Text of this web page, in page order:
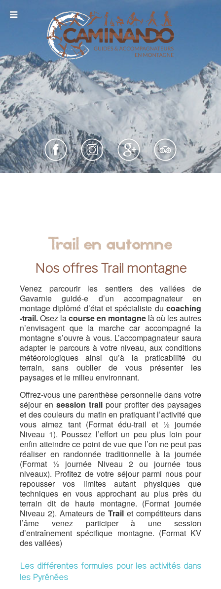
Trail en automne
Nos offres Trail montagne
Venez parcourir les sentiers des vallées de
Gavarnie guidé-e d’un accompagnateur en
montage diplômé d’état et spécialiste du coaching
-trail.Osez lacourse en montagne là où les autres
n’envisagent que la marche car accompagné la
montagne s’ouvre à vous. L’accompagnateur saura
adapter le parcours à votre niveau, aux conditions
météorologiques ainsi qu’à la praticabilité du
terrain, sans oublier de vous présenter les
paysages et le milieu environnant.
Offrez-vous une parenthèse personnelle dans votre
séjour en session trail pour profiter des paysages
et des couleurs du matin en pratiquant l’activité que
vous aimez tant (Format édu-trail et ½ journée
Niveau 1). Poussez l’effort un peu plus loin pour
enfin atteindre ce point de vue que l’on ne peut pas
réaliser en randonnée traditionnelle à la journée
(Format ½ journée Niveau 2 ou journée tous
niveaux). Profitez de votre séjour parmi nous pour
repousser vos limites autant physiques que
techniques en vous approchant au plus près du
terrain dit de haute montagne. (Format journée
Niveau 2). Amateurs de Trail et compétiteurs dans
l’âme venez participer à une session
d’entraînement spécifique montagne. (Format KV
des vallées)
Les différentes formules pour les activités dans
les Pyrénées